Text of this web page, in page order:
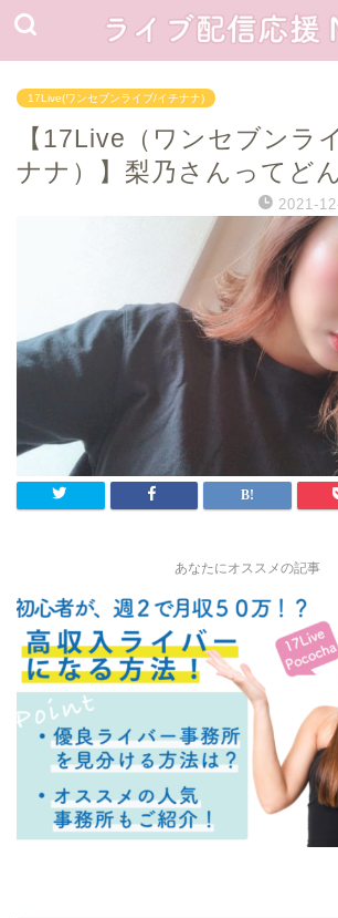
17Live(ワンセブンライブ/イチナナ)
【17Live（ワンセブンラ
ナナ）】梨乃さんってど
2021-
あなたにオススメの記事